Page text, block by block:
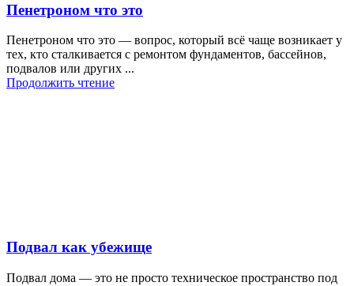
Пенетроном что это
Пенетроном что это — вопрос, который всё чаще возникает у
тех, кто сталкивается с ремонтом фундаментов, бассейнов,
подвалов или других ...
Продолжить чтение
Подвал как убежище
Подвал дома — это не просто техническое пространство под